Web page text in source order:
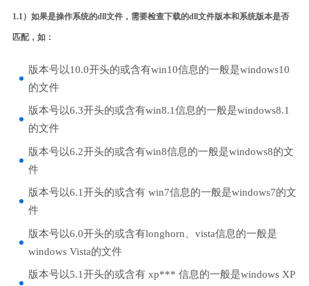
1.1）如果是操作系统的dll文件，需要检查下载的dll文件版本和系统版本是否
匹配，如：
版本号以10.0开头的或含有win10信息的一般是windows10
的文件
版本号以6.3开头的或含有win8.1信息的一般是windows8.1
的文件
版本号以6.2开头的或含有win8信息的一般是windows8的文
件
版本号以6.1开头的或含有 win7信息的一般是windows7的文
件
版本号以6.0开头的或含有longhorn、vista信息的一般是
windows Vista的文件
版本号以5.1开头的或含有 xp*** 信息的一般是windows XP